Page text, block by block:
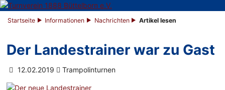
Startseite Informationen Nachrichten Artikel lesen
Der Landestrainer war zu Gast
12.02.2019 Trampolinturnen